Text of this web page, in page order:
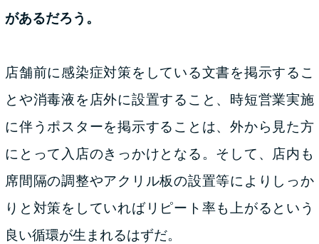
があるだろう。
店舗前に感染症対策をしている文書を掲示するこ
とや消毒液を店外に設置すること、時短営業実施
に伴うポスターを掲示することは、外から見た方
にとって入店のきっかけとなる。そして、店内も
席間隔の調整やアクリル板の設置等によりしっか
りと対策をしていればリピート率も上がるという
良い循環が生まれるはずだ。